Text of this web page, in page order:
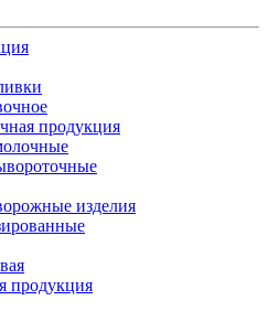
продукция
изделия
продукция